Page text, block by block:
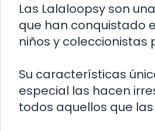
Las Lalaloopsy son
que han conquistado
niños y coleccionistas
Su características
especial las hacen
todos aquellos que